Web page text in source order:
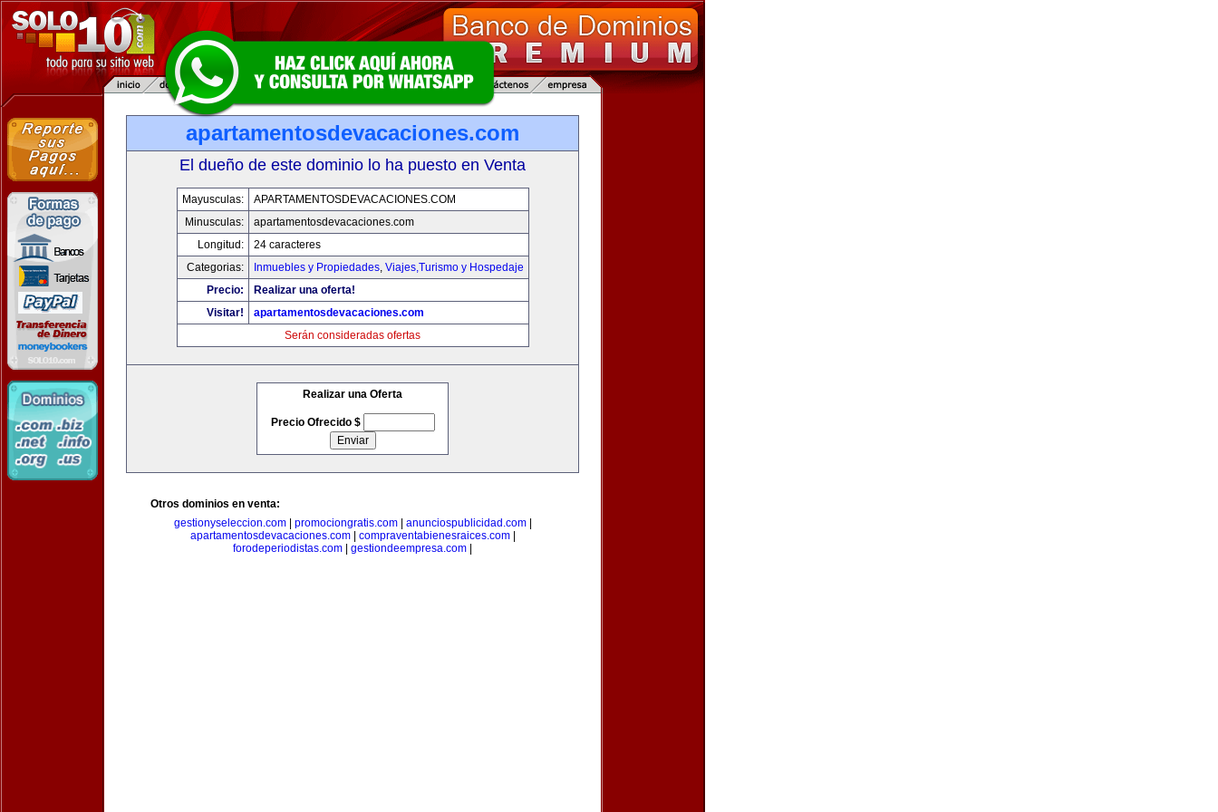
apartamentosdevacaciones.com
El dueño de este dominio lo ha puesto en Venta
Mayusculas:
APARTAMENTOSDEVACACIONES.COM
Minusculas:
apartamentosdevacaciones.com
Longitud:
24 caracteres
Categorias:
Inmuebles y Propiedades, Viajes,Turismo y Hospedaje
Precio:
Realizar una oferta!
Visitar!
apartamentosdevacaciones.com
Serán consideradas ofertas
Realizar una Oferta
Precio Ofrecido $
Otros dominios en venta:
gestionyseleccion.com| promociongratis.com| anunciospublicidad.com|
apartamentosdevacaciones.com| compraventabienesraices.com|
forodeperiodistas.com
gestiondeempresa.com